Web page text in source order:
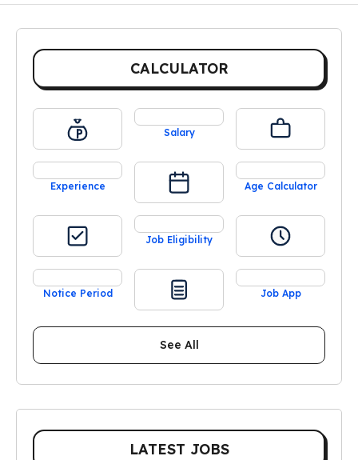
CALCULATOR
Salary
Experience Age Calculator
Job Eligibility
Notice Period Job App
See All
LATEST JOBS